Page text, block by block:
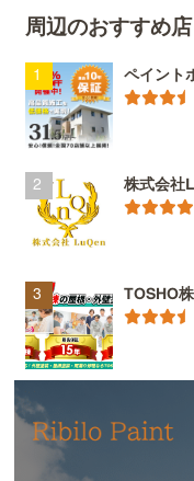
周辺のおすすめ店
ペイント
株式会社
TOSHO